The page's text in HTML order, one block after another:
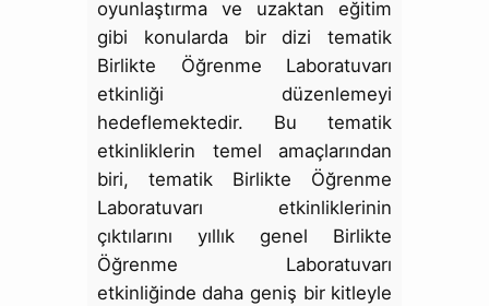
oyunlaştırma ve uzaktan eğitim
gibi konularda bir dizi tematik
Birlikte Öğrenme Laboratuvarı
etkinliği düzenlemeyi
hedeflemektedir. Bu tematik
etkinliklerin temel amaçlarından
biri, tematik Birlikte Öğrenme
Laboratuvarı etkinliklerinin
çıktılarını yıllık genel Birlikte
Öğrenme Laboratuvarı
etkinliğinde daha geniş bir kitleyle